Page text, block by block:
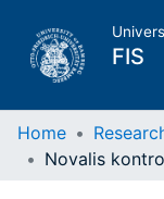
FIS
Home
Home